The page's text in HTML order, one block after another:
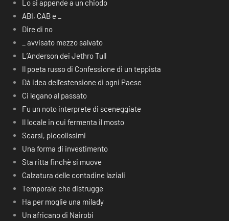
Lo si appende a un chiodo
ABI, CAB e _
Dire di no
_ avvisato mezzo salvato
L’Anderson dei Jethro Tull
Il poeta russo di Confessione di un teppista
Dà idea dell’estensione di ogni Paese
Ci legano al passato
Fu un noto interprete di sceneggiate
Il locale in cui fermenta il mosto
Scarsi, piccolissimi
Una forma di investimento
Sta ritta finchè si muove
Calzatura delle contadine laziali
Temporale che distrugge
Ha per moglie una milady
Un africano di Nairobi